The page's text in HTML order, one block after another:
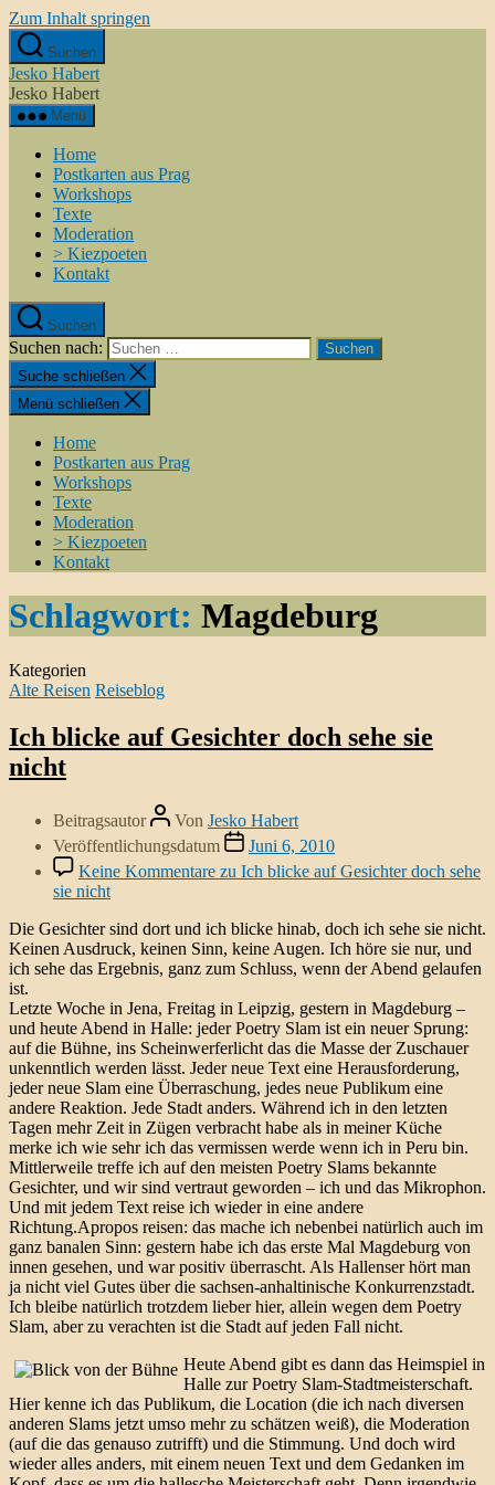
Zum Inhalt springen
Suchen
Jesko Habert
Jesko Habert
Menü
Home
Postkarten aus Prag
Workshops
Texte
Moderation
> Kiezpoeten
Kontakt
Suchen
Suchen nach:
Suche schließen
Menü schließen
Home
Postkarten aus Prag
Workshops
Texte
Moderation
> Kiezpoeten
Kontakt
Schlagwort: Magdeburg
Kategorien
Alte Reisen Reiseblog
Ich blicke auf Gesichter doch sehe sie
nicht
Beitragsautor Von Jesko Habert
Veröffentlichungsdatum
Juni 6, 2010
Keine Kommentare zu Ich blicke auf Gesichter doch sehe
sie nicht
Die Gesichter sind dort und ich blicke hinab, doch ich sehe sie nicht.
Keinen Ausdruck, keinen Sinn, keine Augen. Ich höre sie nur, und
ich sehe das Ergebnis, ganz zum Schluss, wenn der Abend gelaufen
ist.
Letzte Woche in Jena, Freitag in Leipzig, gestern in Magdeburg –
und heute Abend in Halle: jeder Poetry Slam ist ein neuer Sprung:
auf die Bühne, ins Scheinwerferlicht das die Masse der Zuschauer
unkenntlich werden lässt. Jeder neue Text eine Herausforderung,
jeder neue Slam eine Überraschung, jedes neue Publikum eine
andere Reaktion. Jede Stadt anders. Während ich in den letzten
Tagen mehr Zeit in Zügen verbracht habe als in meiner Küche
merke ich wie sehr ich das vermissen werde wenn ich in Peru bin.
Mittlerweile treffe ich auf den meisten Poetry Slams bekannte
Gesichter, und wir sind vertraut geworden – ich und das Mikrophon.
Und mit jedem Text reise ich wieder in eine andere
Richtung.Apropos reisen: das mache ich nebenbei natürlich auch im
ganz banalen Sinn: gestern habe ich das erste Mal Magdeburg von
innen gesehen, und war positiv überrascht. Als Hallenser hört man
ja nicht viel Gutes über die sachsen-anhaltinische Konkurrenzstadt.
Ich bleibe natürlich trotzdem lieber hier, allein wegen dem Poetry
Slam, aber zu verachten ist die Stadt auf jeden Fall nicht.
Heute Abend gibt es dann das Heimspiel in
Halle zur Poetry Slam-Stadtmeisterschaft.
Hier kenne ich das Publikum, die Location (die ich nach diversen
anderen Slams jetzt umso mehr zu schätzen weiß), die Moderation
(auf die das genauso zutrifft) und die Stimmung. Und doch wird
wieder alles anders, mit einem neuen Text und dem Gedanken im